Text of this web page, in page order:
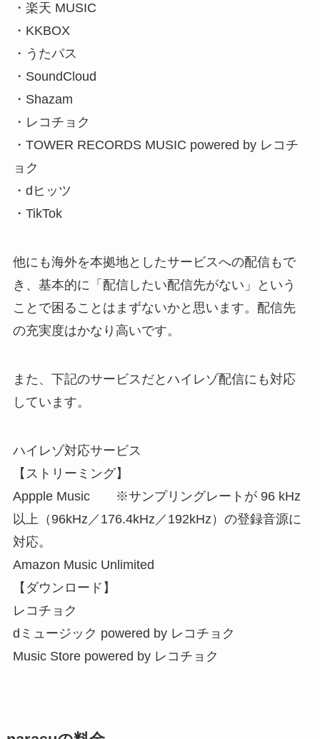
・楽天 MUSIC
・KKBOX
・うたパス
・SoundCloud
・Shazam
・レコチョク
・TOWER RECORDS MUSIC powered by レコチ
ョク
・dヒッツ
・TikTok
他にも海外を本拠地としたサービスへの配信もで
き、基本的に「配信したい配信先がない」という
ことで困ることはまずないかと思います。配信先
の充実度はかなり高いです。
また、下記のサービスだとハイレゾ配信にも対応
しています。
ハイレゾ対応サービス
【ストリーミング】
Appple Music ※サンプリングレートが 96 kHz
以上（96kHz／176.4kHz／192kHz）の登録音源に
対応。
Amazon Music Unlimited
【ダウンロード】
レコチョク
dミュージック powered by レコチョク
Music Store powered by レコチョク